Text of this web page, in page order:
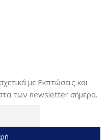
με Εκπτώσεις και
των newsletter σήμερα.